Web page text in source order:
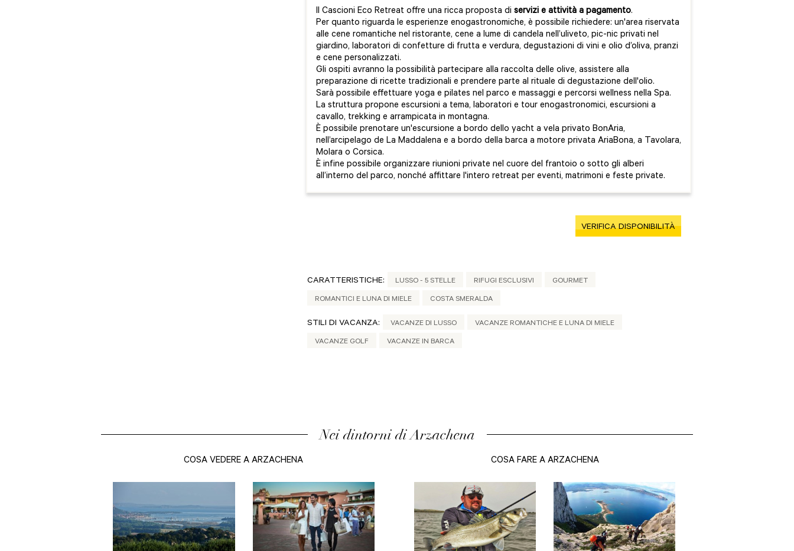
Il Cascioni Eco Retreat offre una ricca proposta di servizi e attività a pagamento.
Per quanto riguarda le esperienze enogastronomiche, è possibile richiedere: un'area riservata
alle cene romantiche nel ristorante, cene a lume di candela nell’uliveto, pic-nic privati nel
giardino, laboratori di confetture di frutta e verdura, degustazioni di vini e olio d’oliva, pranzi
e cene personalizzati.
Gli ospiti avranno la possibilità partecipare alla raccolta delle olive, assistere alla
preparazione di ricette tradizionali e prendere parte al rituale di degustazione dell'olio.
Sarà possibile effettuare yoga e pilates nel parco e massaggi e percorsi wellness nella Spa.
La struttura propone escursioni a tema, laboratori e tour enogastronomici, escursioni a
cavallo, trekking e arrampicata in montagna.
È possibile prenotare un'escursione a bordo dello yacht a vela privato BonAria,
nell’arcipelago de La Maddalena e a bordo della barca a motore privata AriaBona, a Tavolara,
Molara o Corsica.
È infine possibile organizzare riunioni private nel cuore del frantoio o sotto gli alberi
all’interno del parco, nonché affittare l'intero retreat per eventi, matrimoni e feste private.
VERIFICA DISPONIBILITÀ
CARATTERISTICHE: LUSSO - 5 STELLE RIFUGI ESCLUSIVI GOURMET
ROMANTICI E LUNA DI MIELE COSTA SMERALDA
STILI DI VACANZA: VACANZE DI LUSSO VACANZE ROMANTICHE E LUNA DI MIELE
VACANZE GOLF VACANZE IN BARCA
Nei dintorni di Arzachena
COSA VEDERE A ARZACHENA
Siti Olbia-Tempio
San Pantaleo Il turismo
balneare è, oggi la sua
principale fonte di reddito e la
sua produzione di manufatti
COSA FARE A ARZACHENA